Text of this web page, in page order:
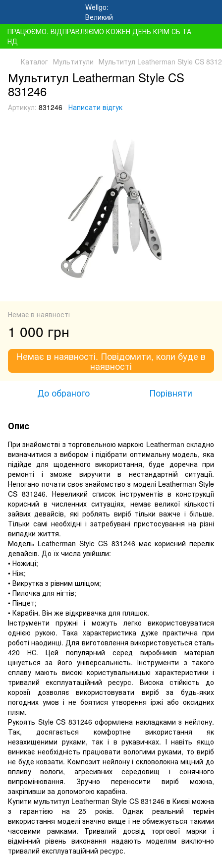
ПРАЦЮЄМО. ВІДПРАВЛЯЄМО КОЖЕН ДЕНЬ КРІМ СБ ТА
НД
Каталог Мультитули Мультитул Leatherman Style CS
Мультитул Leatherman Style CS
831246
Артикул: 831246 Написати відгук
Немає в наявності
1 000 грн
Немає в наявності. Повідомити, коли буде в
наявності
До обраного Порівняти
Опис
При знайомстві з торговельною маркою Leatherman складно
визначитися з вибором і підібрати оптимальну модель, яка
підійде для щоденного використання, буде доречна при
ремонті і зможе виручити в нестандартній ситуації.
Непогано почати своє знайомство з моделі Leatherman Style
CS 831246. Невеликий список інструментів в конструкції
корисний в численних ситуаціях, немає великої кількості
зайвих девайсів, які роблять виріб тільки важче і більше.
Тільки самі необхідні і затребувані пристосування на різні
випадки життя.
Модель Leatherman Style CS 831246 має корисний перелік
девайсів. До їх числа увійшли:
• Ножиці;
• Ніж;
• Викрутка з рівним шліцом;
• Пилочка для нігтів;
• Пінцет;
• Карабін. Він же відкривачка для пляшок.
Інструменти пружні і можуть легко використовуватися
однією рукою. Така характеристика дуже практична при
роботі наодинці. Для виготовлення використовується сталь
420 НС. Цей популярний серед виробників матеріал
цінується за його універсальність. Інструменти з такого
сплаву мають високі користувальницькі характеристики і
тривалий експлуатаційний ресурс. Висока стійкість до
корозії дозволяє використовувати виріб за будь-яких
погодних умов і не боятися утворення іржі або оксидних
плям.
Рукоять Style CS 831246 оформлена накладками з нейлону.
Так, досягається комфортне використання як
незахищеними руками, так і в рукавичках. І навіть якщо
виникає необхідність працювати вологими руками, то виріб
не буде ковзати. Композит нейлону і скловолокна міцний до
впливу вологи, агресивних середовищ і сонячного
випромінювання. Зручно переносити виріб можна,
закріпивши за допомогою карабіна.
Купити мультитул Leatherman Style CS 831246 в Києві можна
з гарантією на 25 років. Однак реальний термін
використання моделі значно вище і не обмежується такими
часовими рамками. Тривалий досвід торгової марки і
відмінний рівень виконання надають моделям виключно
тривалий експлуатаційний ресурс.